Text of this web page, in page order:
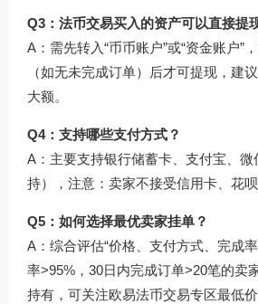
Q3：法币交易买入的资产可以直接提
A：需先转入“币币账户”或“资金账户”
（如无未完成订单）后才可提现，建
大额。
Q4：支持哪些支付方式？
A：主要支持银行储蓄卡、支付宝、
持），注意：卖家不接受信用卡、花呗
Q5：如何选择最优卖家挂单？
A：综合评估“价格、支付方式、完成
率>95%，30日内完成订单>20笔的卖
持有，可关注欧易法币交易专区最低价